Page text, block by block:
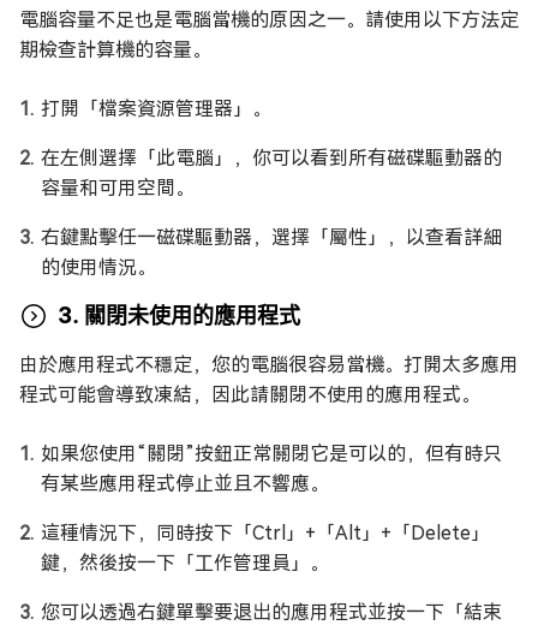
電腦容量不足也是電腦當機的原因之一。請使用以下方法定
期檢查計算機的容量。
打開「檔案資源管理器」。
在左側選擇「此電腦」，你可以看到所有磁碟驅動器的
容量和可用空間。
右鍵點擊任一磁碟驅動器，選擇「屬性」，以查看詳細
的使用情況。
3. 關閉未使用的應用程式
由於應用程式不穩定，您的電腦很容易當機。打開太多應用
程式可能會導致凍結，因此請關閉不使用的應用程式。
如果您使用“關閉”按鈕正常關閉它是可以的，但有時只
有某些應用程式停止並且不響應。
這種情況下，同時按下「Ctrl」+「Alt」+「Delete」
鍵，然後按一下「工作管理員」。
您可以透過右鍵單擊要退出的應用程式並按一下「結束